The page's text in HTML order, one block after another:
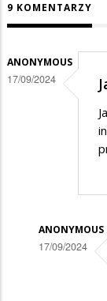
9 KOMENTARZY
ANONYMOUS
17/09/2024
ANONYMOUS
17/09/2024